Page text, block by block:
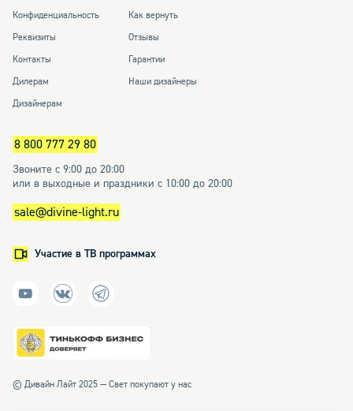
Участие в ТВ программах
© Дивайн Лайт 2025 — Свет покупают у нас
Конфиденциальность
Реквизиты
Контакты
Дилерам
Дизайнерам
Как вернуть
Отзывы
Гарантии
Наши дизайнеры
8 800 777 29 80
Звоните с 9:00 до 20:00
или в выходные и праздники с 10:00 до 20:00
sale@divine-light.ru